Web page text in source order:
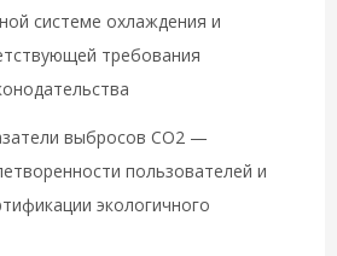
системе охлаждения и
требования
выбросов CO2 —
пользователей и
экологичного